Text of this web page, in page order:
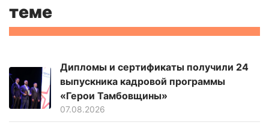
теме
Дипломы и сертификаты получили 24
выпускника кадровой программы
«Герои Тамбовщины»
07.08.2026